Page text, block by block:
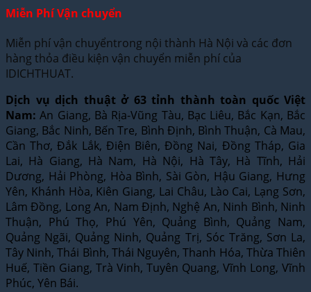
Miễn Phí Vận chuyển
Miễn phí vận chuyểntrong nội thành Hà Nội và các đơn
hàng thỏa điều kiện vận chuyển miễn phí của
IDICHTHUAT.
Dịch vụ dịch thuật ở 63 tỉnh thành toàn quốc Việt
Nam: An Giang, Bà Rịa-Vũng Tàu, Bạc Liêu, Bắc Kạn, Bắc
Giang, Bắc Ninh, Bến Tre, Bình Định, Bình Thuận, Cà Mau,
Cần Thơ, Đắk Lắk, Điện Biên, Đồng Nai, Đồng Tháp, Gia
Lai, Hà Giang, Hà Nam, Hà Nội, Hà Tây, Hà Tĩnh, Hải
Dương, Hải Phòng, Hòa Bình, Sài Gòn, Hậu Giang, Hưng
Yên, Khánh Hòa, Kiên Giang, Lai Châu, Lào Cai, Lạng Sơn,
Lâm Đồng, Long An, Nam Định, Nghệ An, Ninh Bình, Ninh
Thuận, Phú Thọ, Phú Yên, Quảng Bình, Quảng Nam,
Quảng Ngãi, Quảng Ninh, Quảng Trị, Sóc Trăng, Sơn La,
Tây Ninh, Thái Bình, Thái Nguyên, Thanh Hóa, Thừa Thiên
Huế, Tiền Giang, Trà Vinh, Tuyên Quang, Vĩnh Long, Vĩnh
Phúc, Yên Bái.